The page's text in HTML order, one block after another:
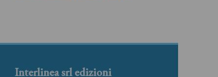
Interlinea srl edizioni